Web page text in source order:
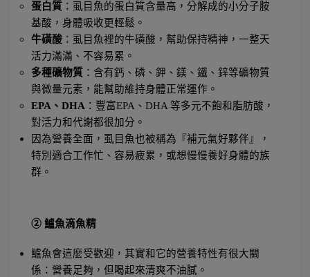
蛋白質 ：虱目魚的蛋白質含量高，分解成的小分子胺
基酸，身體吸收更輕鬆。
牛磺酸 ：虱目魚裡的牛磺酸，幫助保持精神，一整天
活力滿滿、不容易累。
多種礦物質 ：含有鈣、磷、鉀、鎂、鐵、鋅等礦物質
與微量元素，能幫助維持身體正常運作。
EPA、DHA ：豐富EPA、DHA 等多元不飽和脂肪酸，
對活力和代謝都很加分。
因為營養全面，虱目魚也被稱為『補元氣好夥伴』，
特別適合工作忙、容易疲累，或想慢慢養好身體的族
群。
② 鱸魚滴魚精
鱸魚會這麼受歡迎，其實和它的營養特性有很大關
係：營養足夠，但喝起來清爽不油膩。